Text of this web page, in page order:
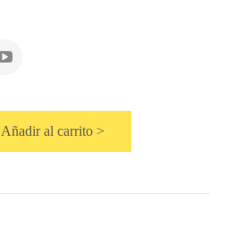
Añadir al carrito >